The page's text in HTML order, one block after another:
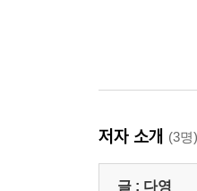
저자 소개 (3명)
글 : 다영